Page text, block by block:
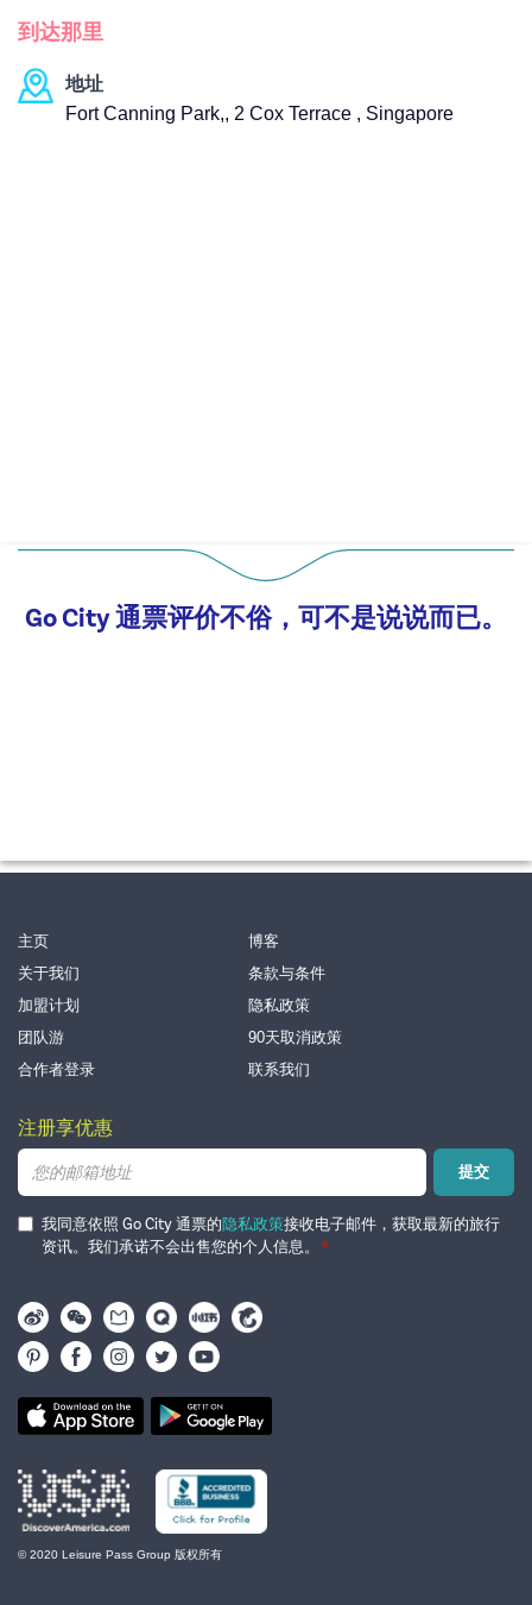
到达那里
地址
Fort Canning Park,, 2 Cox Terrace , Singapore
Go City 通票评价不俗，可不是说说而已。
主页
博客
关于我们
条款与条件
加盟计划
隐私政策
团队游
90天取消政策
合作者登录
联系我们
注册享优惠
电
邮
提交
我同意依照 Go City 通票的 隐私政策接收电子邮件，获取最新的旅行
资讯。我们承诺不会出售您的个人信息。
© 2020 Leisure Pass Group 版权所有